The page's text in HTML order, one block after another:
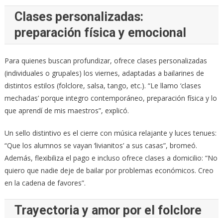
Clases personalizadas:
preparación física y emocional
Para quienes buscan profundizar, ofrece clases personalizadas
(individuales o grupales) los viernes, adaptadas a bailarines de
distintos estilos (folclore, salsa, tango, etc.). “Le llamo ‘clases
mechadas’ porque integro contemporáneo, preparación física y lo
que aprendí de mis maestros”, explicó.
Un sello distintivo es el cierre con música relajante y luces tenues:
“Que los alumnos se vayan ‘livianitos’ a sus casas”, bromeó.
Además, flexibiliza el pago e incluso ofrece clases a domicilio: “No
quiero que nadie deje de bailar por problemas económicos. Creo
en la cadena de favores”.
Trayectoria y amor por el folclore